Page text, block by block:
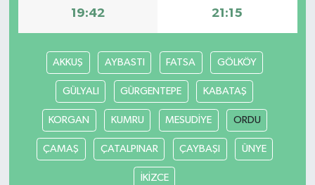
19:42 21:15
AKKUŞ AYBASTI FATSA GÖLKÖY
GÜLYALI GÜRGENTEPE KABATAŞ
KORGAN KUMRU MESUDİYE ORDU
ÇAMAŞ ÇATALPINAR ÇAYBAŞI ÜNYE
İKİZCE